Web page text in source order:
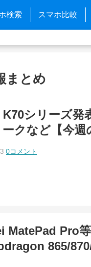
検索 スマホ比較
まとめ
シリーズ発
クなど【今週
0コメント
MatePad Pro
865/